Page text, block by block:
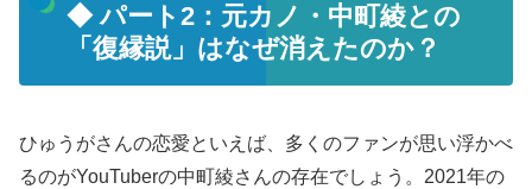
◆ パート2：元カノ・中町綾との
「復縁説」はなぜ消えたのか？
ひゅうがさんの恋愛といえば、多くのファンが思い浮かべ
るのがYouTuberの中町綾さんの存在でしょう。2021年の